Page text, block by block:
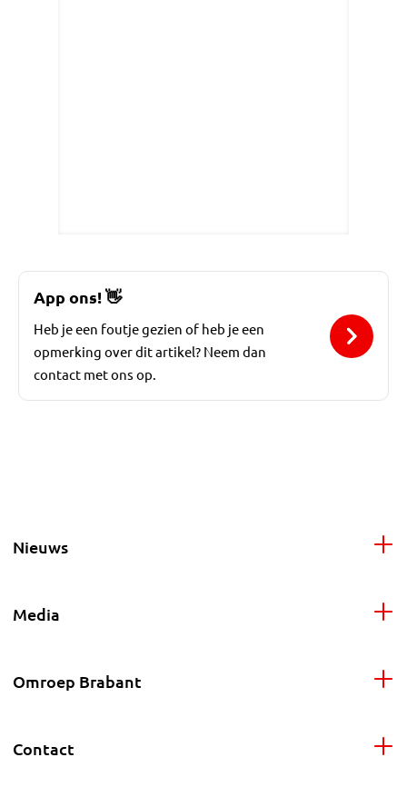
App ons!👋
Heb je een foutje gezien of heb je een
opmerking over dit artikel? Neem dan
contact met ons op.
Nieuws
Media
Omroep Brabant
Contact